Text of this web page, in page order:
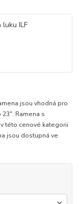
jsou vhodná pro
Ramena s
této cenové kategorii
jsou dostupná ve